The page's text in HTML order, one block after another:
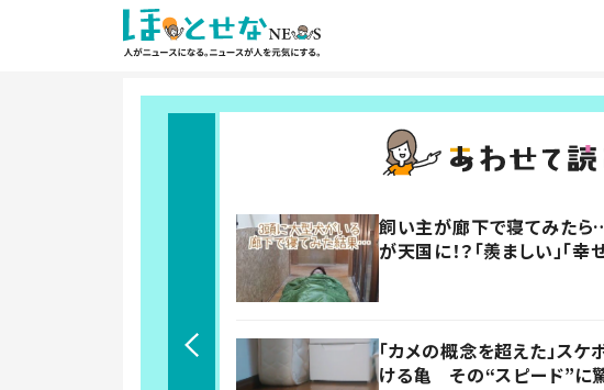
飼い主が廊下で寝てみた
が天国に！？「羨ましい」「幸
「カメの概念を超えた」ス
ける亀 その“スピード”に